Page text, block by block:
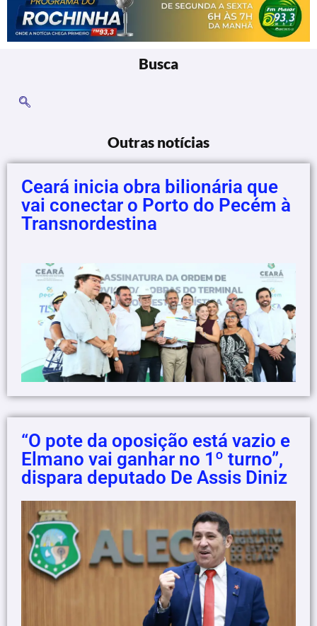
Busca
Outras notícias
Ceará inicia obra bilionária que
vai conectar o Porto do Pecém à
Transnordestina
“O pote da oposição está vazio e
Elmano vai ganhar no 1º turno”,
dispara deputado De Assis Diniz